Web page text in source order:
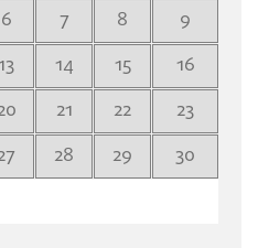
6 7 8
9
14 15
16
21 22
23
28 29
30